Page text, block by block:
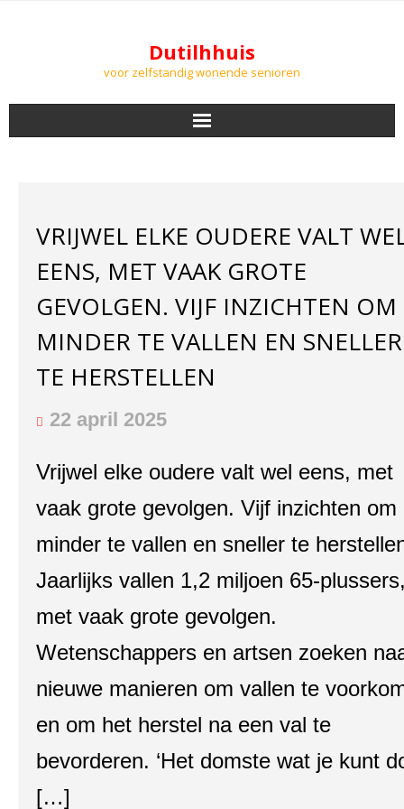
Dutilhhuis
voor zelfstandig wonende senioren
DOWNLOADS
PODCASTS
AGENDA
LUCHTKWALITEIT
VRIJWEL ELKE OUDERE VALT
EENS, MET VAAK GROTE
GEVOLGEN. VIJF INZICHTEN OM
MINDER TE VALLEN EN SNELLER
TE HERSTELLEN
22 april 2025
Vrijwel elke oudere valt wel eens, met
vaak grote gevolgen. Vijf inzichten om
minder te vallen en sneller te
Jaarlijks vallen 1,2 miljoen 65-
met vaak grote gevolgen.
Wetenschappers en artsen zoeken
nieuwe manieren om vallen te
en om het herstel na een val te
bevorderen. ‘Het domste wat je kunt
[…]